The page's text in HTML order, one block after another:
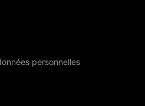
personnelles